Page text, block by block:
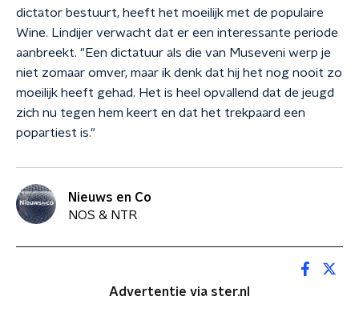
dictator bestuurt, heeft het moeilijk met de populaire
Wine. Lindijer verwacht dat er een interessante periode
aanbreekt. "Een dictatuur als die van Museveni werp je
niet zomaar omver, maar ik denk dat hij het nog nooit zo
moeilijk heeft gehad. Het is heel opvallend dat de jeugd
zich nu tegen hem keert en dat het trekpaard een
popartiest is."
Nieuws en Co
NOS & NTR
Advertentie via ster.nl